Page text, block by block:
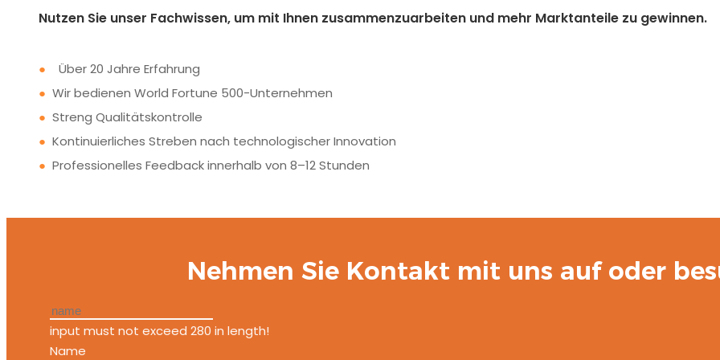
Nutzen Sie unser Fachwissen, um mit Ihnen zusammenzuarbeiten und mehr Marktanteile zu gewinnen.
●
Über 20 Jahre Erfahrung
●Wir bedienen World Fortune 500-Unternehmen
●Streng Qualitätskontrolle
●Kontinuierliches Streben nach technologischer Innovation
●Professionelles Feedback innerhalb von 8–12 Stunden
Nehmen Sie Kontakt mit uns auf oder
input must not exceed 280 in length!
Name